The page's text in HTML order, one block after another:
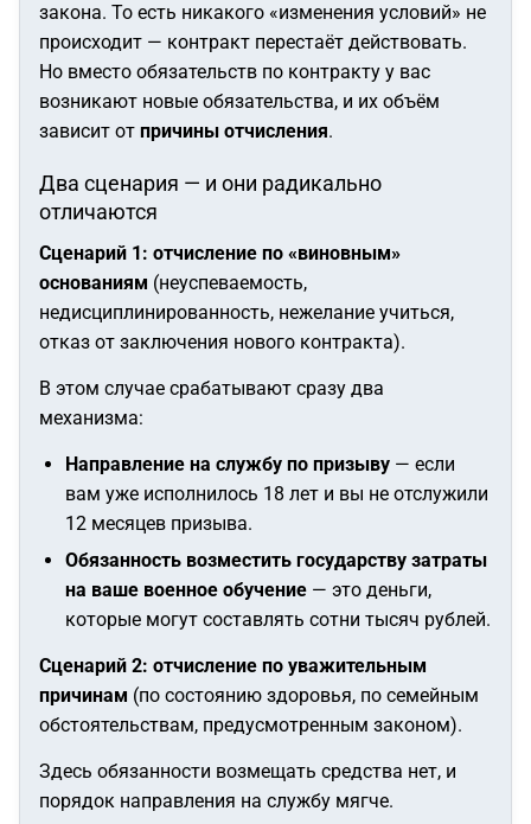
закона. То есть никакого «изменения условий» не
происходит — контракт перестаёт действовать.
Но вместо обязательств по контракту у вас
возникают новые обязательства, и их объём
зависит от причины отчисления.
Два сценария — и они радикально
отличаются
Сценарий 1: отчисление по «виновным»
основаниям (неуспеваемость,
недисциплинированность, нежелание учиться,
отказ от заключения нового контракта).
В этом случае срабатывают сразу два
механизма:
Направление на службу по призыву — если
вам уже исполнилось 18 лет и вы не отслужили
12 месяцев призыва.
Обязанность возместить государству затраты
на ваше военное обучение — это деньги,
которые могут составлять сотни тысяч рублей.
Сценарий 2: отчисление по уважительным
причинам (по состоянию здоровья, по семейным
обстоятельствам, предусмотренным законом).
Здесь обязанности возмещать средства нет, и
порядок направления на службу мягче.